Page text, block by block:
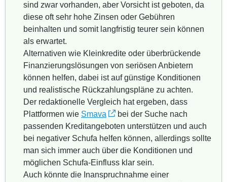
sind zwar vorhanden, aber Vorsicht ist geboten, da
diese oft sehr hohe Zinsen oder Gebühren
beinhalten und somit langfristig teurer sein können
als erwartet.
Alternativen wie Kleinkredite oder überbrückende
Finanzierungslösungen von seriösen Anbietern
können helfen, dabei ist auf günstige Konditionen
und realistische Rückzahlungspläne zu achten.
Der redaktionelle Vergleich hat ergeben, dass
Plattformen wie Smava
bei der Suche nach
passenden Kreditangeboten unterstützen und auch
bei negativer Schufa helfen können, allerdings sollte
man sich immer auch über die Konditionen und
möglichen Schufa-Einfluss klar sein.
Auch könnte die Inanspruchnahme einer